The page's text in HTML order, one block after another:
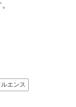
エンス